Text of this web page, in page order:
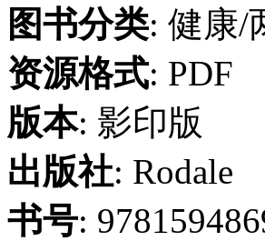
图书分类: 健康/
资源格式: PDF
版本: 影印版
出版社: Rodale
书号: